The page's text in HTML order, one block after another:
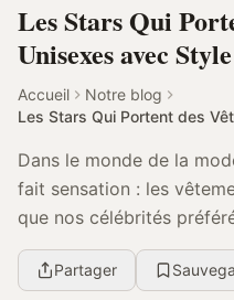
Les Stars Qui
Unisexes avec Style
Accueil
Notre blog
Les Stars Qui Portent des
Dans le monde de la
fait sensation : les
que nos célébrités
Billy Porter à Kristen
Partager